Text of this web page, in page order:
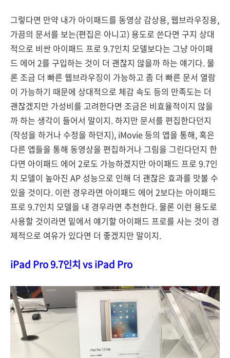
그렇다면 만약 내가 아이패드를 동영상 감상용, 웹브라우징용,
가끔의 문서를 보는(편집은 아니고) 용도로 쓴다면 구지 상대
적으로 비싼 아이패드 프로 9.7인치 모델보다는 그냥 아이패
드 에어 2를 구입하는 것이 더 괜찮지 않을까 하는 얘기다. 물
론 조금 더 빠른 웹브라우징이 가능하고 좀 더 빠른 문서 열람
이 가능하기 때문에 상대적으로 체감 속도 등의 만족도는 더
괜찮겠지만 가성비를 고려한다면 조금은 비효율적이지 않을
까 하는 생각이 들어서 말이지. 하지만 문서를 편집한다던지
(작성을 하거나 수정을 하던지), iMovie 등의 앱을 통해, 혹은
다른 앱들을 통해 동영상을 편집하거나 그림을 그린다던지 한
다면 아이패드 에어 2로도 가능하겠지만 아이패드 프로 9.7인
치 모델이 높아진 AP 성능으로 인해 더 괜찮은 효과를 맛볼 수
있을 것이다. 이런 경우라면 아이패드 에어 2보다는 아이패드
프로 9.7인치 모델을 내 경우라면 추천한다. 물론 이런 용도로
사용할 것이라면 밑에서 얘기할 아이패드 프로를 사는 것이 경
제적으로 여유가 있다면 더 좋겠지만 말이지.
iPad Pro 9.7인치 vs iPad Pro